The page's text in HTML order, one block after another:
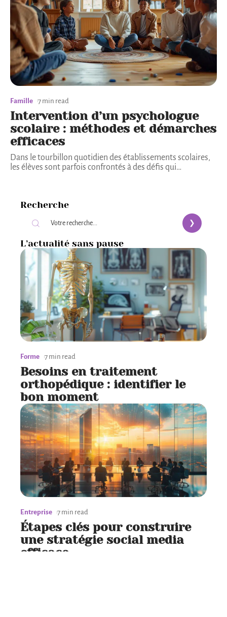
Famille 7 min read
Intervention d’un psychologue
scolaire : méthodes et démarches
efficaces
Dans le tourbillon quotidien des établissements scolaires,
les élèves sont parfois confrontés à des défis qui…
Recherche
L’actualité sans pause
Forme 7 min read
Besoins en traitement
orthopédique : identifier le
bon moment
Entreprise 7 min read
Étapes clés pour construire
une stratégie social media
efficace